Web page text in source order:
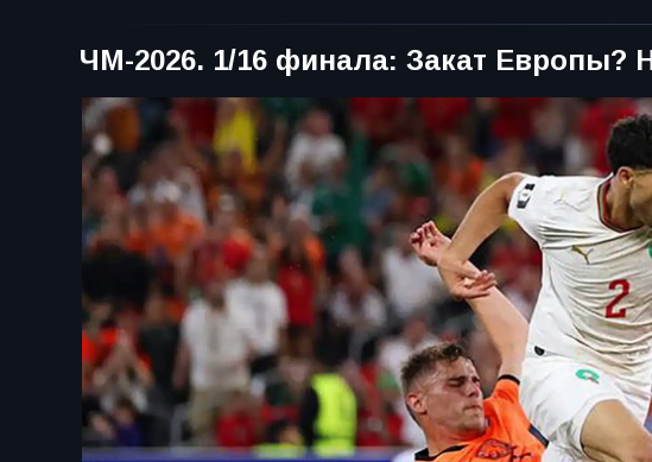
ЧМ-2026. 1/16 финала: Закат